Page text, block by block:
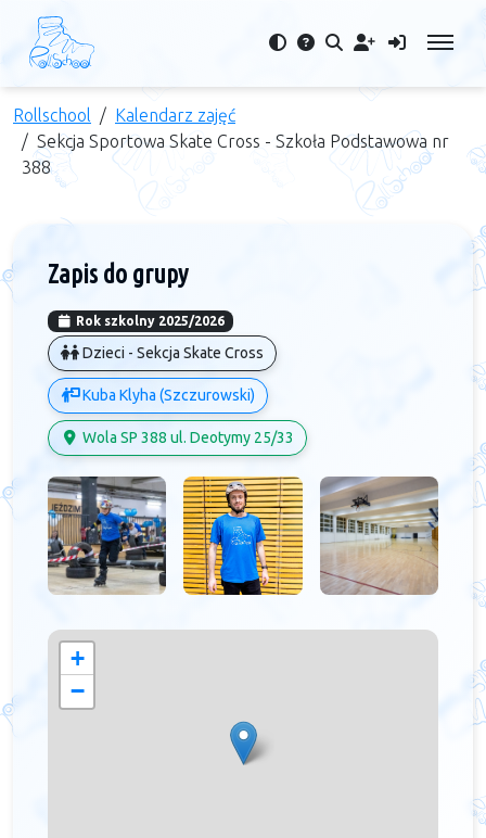
Rollschool
Kalendarz zajęć
Sekcja Sportowa Skate Cross - Szkoła Podstawowa nr
388
Zapis do grupy
Rok szkolny 2025/2026
Dzieci - Sekcja Skate Cross
Kuba Klyha (Szczurowski)
Wola SP 388 ul. Deotymy 25/33
+
−